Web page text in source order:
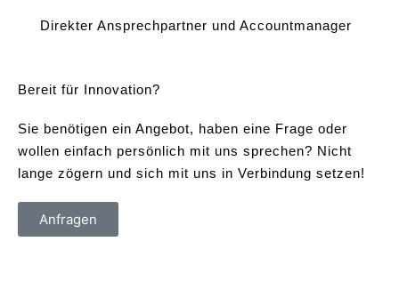
Direkter Ansprechpartner und Accountmanager
Bereit für Innovation?
Sie benötigen ein Angebot, haben eine Frage oder
wollen einfach persönlich mit uns sprechen? Nicht
lange zögern und sich mit uns in Verbindung setzen!
Anfragen